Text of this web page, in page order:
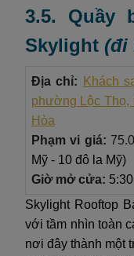
3.5. Quầy
Skylight (đi
Địa chỉ:
Khách
phường Lộc Thọ,
Hòa
Phạm vi giá:
Mỹ - 10 đô la Mỹ)
Giờ mở cửa:
Skylight Rooftop
với tầm nhìn toàn
nơi đây thành một